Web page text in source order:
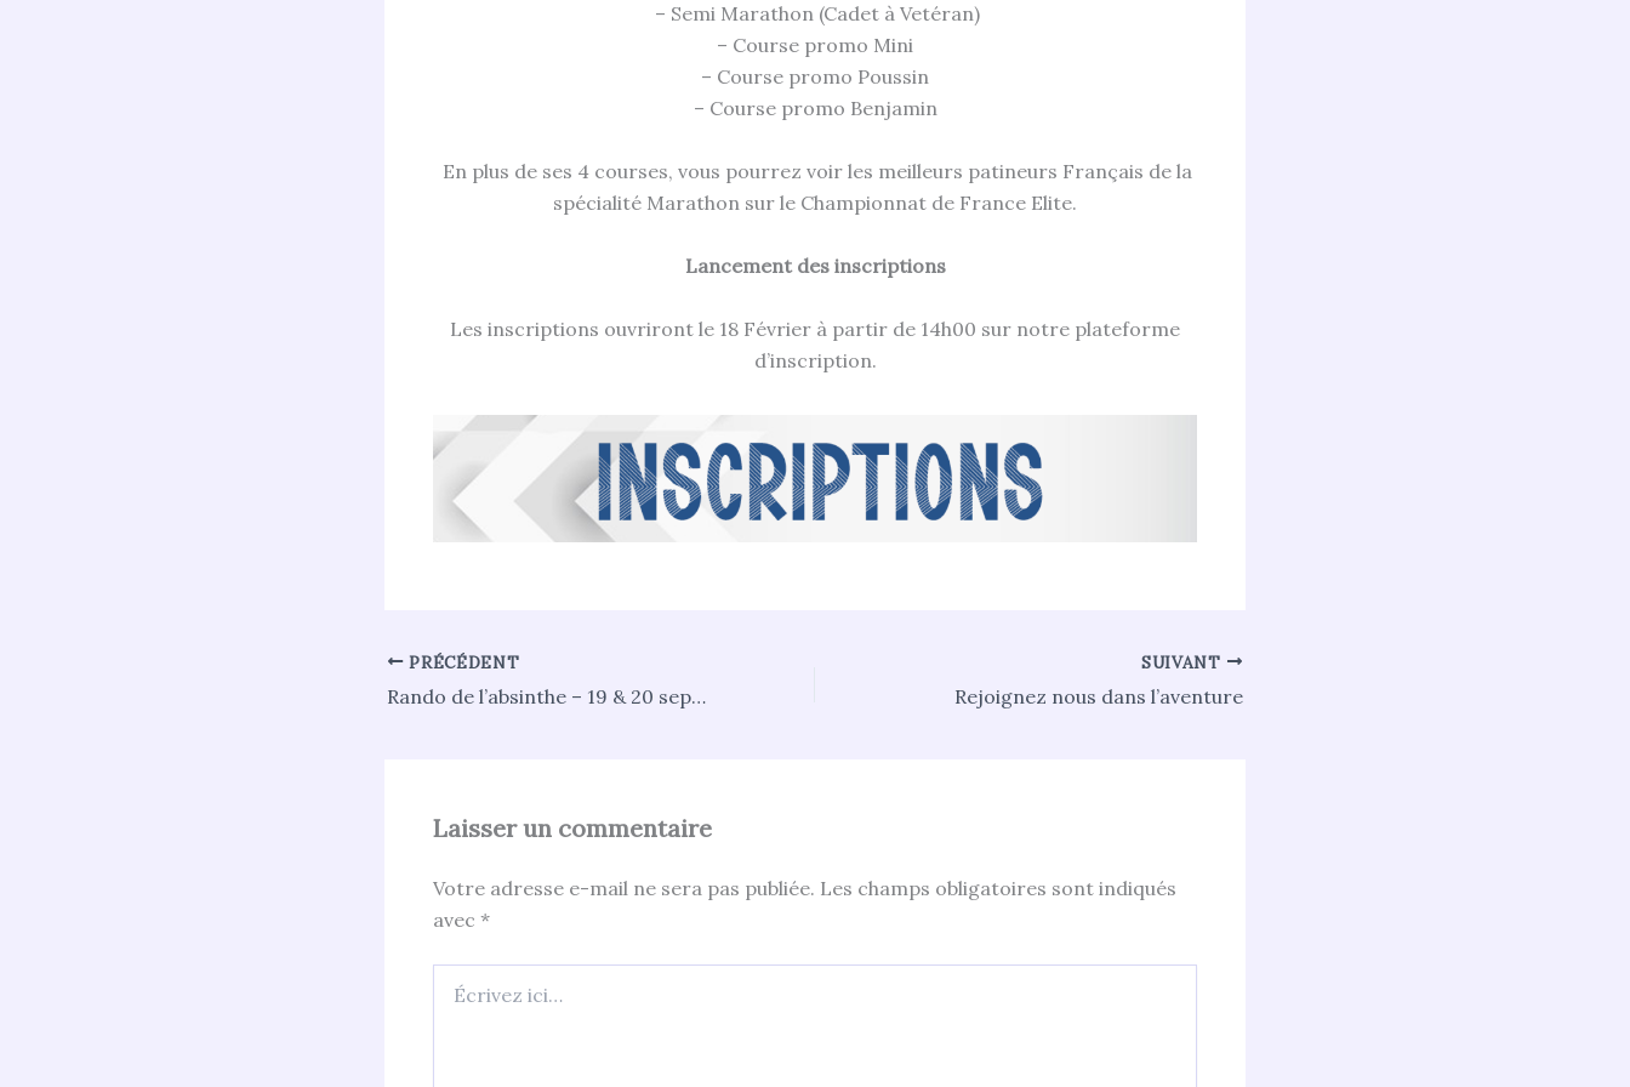
– Semi Marathon (Cadet à Vetéran)
– Course promo Mini
– Course promo Poussin
– Course promo Benjamin
En plus de ses 4 courses, vous pourrez voir les meilleurs patineurs Français de la
spécialité Marathon sur le Championnat de France Elite.
Lancement des inscriptions
Les inscriptions ouvriront le 18 Février à partir de 14h00 sur notre plateforme
d’inscription.
PRÉCÉDENT
Rando de l’absinthe – 19 & 20 septembre 2020
SUIVANT
Rejoignez nous dans l’aventure
Laisser un commentaire
Votre adresse e-mail ne sera pas publiée. Les champs obligatoires sont indiqués
avec *
ici…